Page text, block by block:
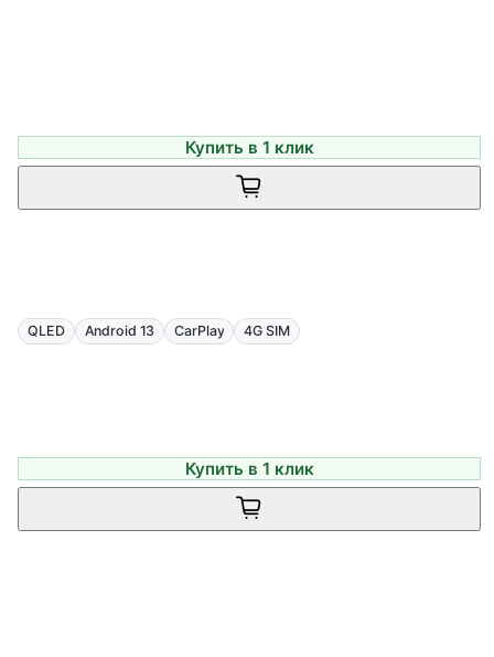
Купить в 1 клик
QLED Android 13 CarPlay 4G SIM
Купить в 1 клик